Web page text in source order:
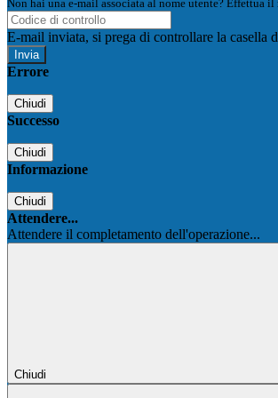
Non hai una e-mail associata al nome utente? Effettua
E-mail inviata, si prega di controllare la casella
Errore
Chiudi
Successo
Chiudi
Informazione
Chiudi
Attendere...
Attendere il completamento dell'operazione...
Chiudi